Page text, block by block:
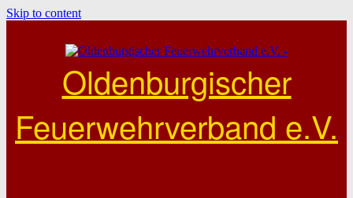
Skip to content
Oldenburgischer
Feuerwehrverband e.V.